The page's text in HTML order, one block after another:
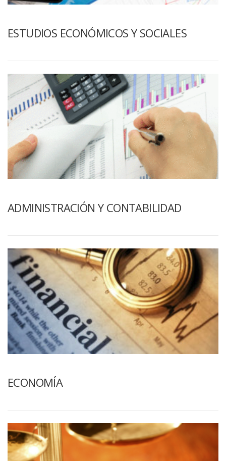
ESTUDIOS ECONÓMICOS Y SOCIALES
ADMINISTRACIÓN Y CONTABILIDAD
ECONOMÍA